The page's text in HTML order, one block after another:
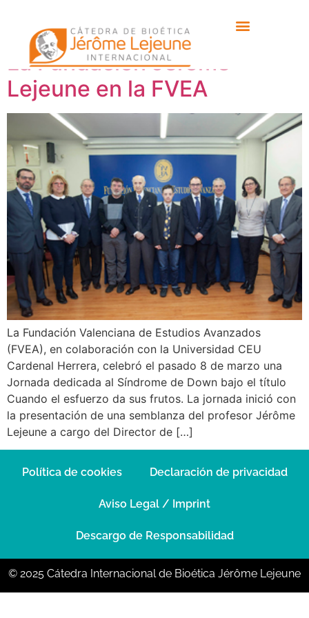
Etiqueta: FVEA
La Fundación Jérôme
Lejeune en la FVEA
La Fundación Valenciana de Estudios Avanzados
(FVEA), en colaboración con la Universidad CEU
Cardenal Herrera, celebró el pasado 8 de marzo una
Jornada dedicada al Síndrome de Down bajo el título
Cuando el esfuerzo da sus frutos. La jornada inició con
la presentación de una semblanza del profesor Jérôme
Lejeune a cargo del Director de […]
Política de cookies Declaración de privacidad
Aviso Legal / Imprint
Descargo de Responsabilidad
© 2025 Cátedra Internacional de Bioética Jérôme Lejeune